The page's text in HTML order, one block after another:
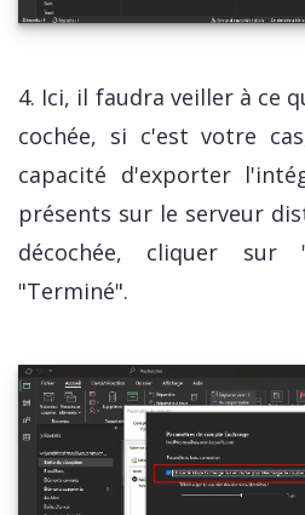
4. Ici, il faudra veiller à ce
cochée, si c'est votre
capacité d'exporter
présents sur le serveur
décochée, cliquer sur
"Terminé".